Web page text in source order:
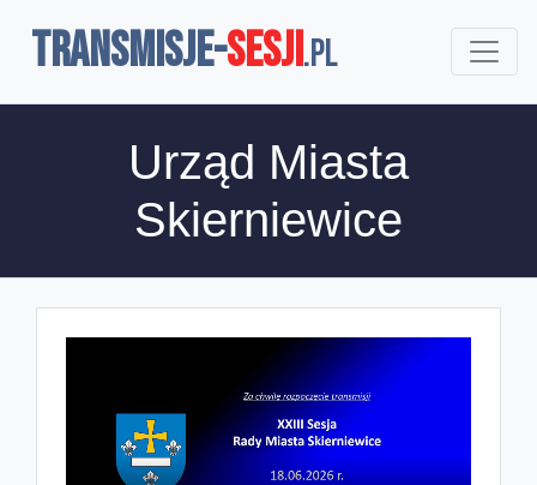
TRANSMISJE-SESJI.pl
Urząd Miasta
Skierniewice